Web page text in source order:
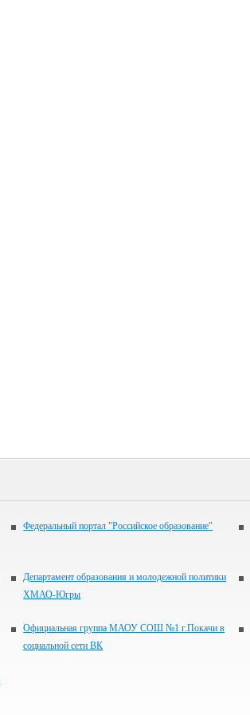
Федеральный портал "Российское образование"
Департамент образования и молодежной политики
ХМАО-Югры
Официальная группа МАОУ СОШ №1 г.Покачи в
социальной сети ВК